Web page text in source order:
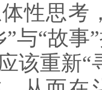
性思考
”与“故
该重新“